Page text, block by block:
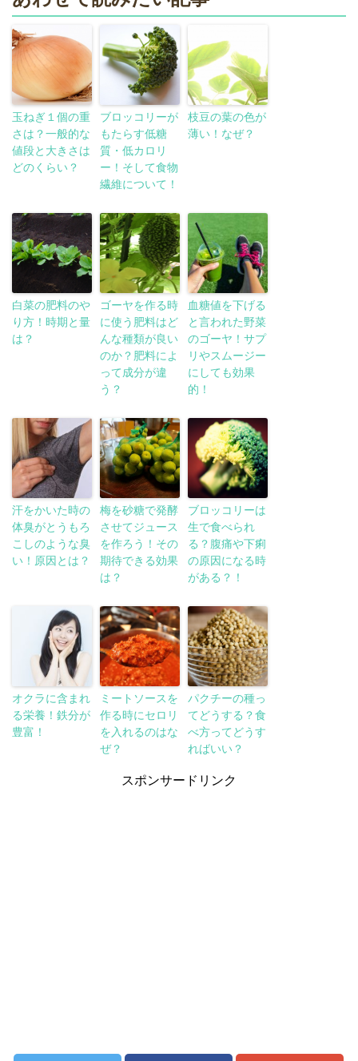
玉ねぎ１個の重
さは？一般的な
値段と大きさは
どのくらい？
ブロッコリーが
もたらす低糖
質・低カロリ
ー！そして食物
繊維について！
枝豆の葉の色が
薄い！なぜ？
白菜の肥料のや
り方！時期と量
は？
ゴーヤを作る時
に使う肥料はど
んな種類が良い
のか？肥料によ
って成分が違
う？
血糖値を下げる
と言われた野菜
のゴーヤ！サプ
リやスムージー
にしても効果
的！
汗をかいた時の
体臭がとうもろ
こしのような臭
い！原因とは？
梅を砂糖で発酵
させてジュース
を作ろう！その
期待できる効果
は？
ブロッコリーは
生で食べられ
る？腹痛や下痢
の原因になる時
がある？！
オクラに含まれ
る栄養！鉄分が
豊富！
ミートソースを
作る時にセロリ
を入れるのはな
ぜ？
パクチーの種っ
てどうする？食
べ方ってどうす
ればいい？
スポンサードリンク